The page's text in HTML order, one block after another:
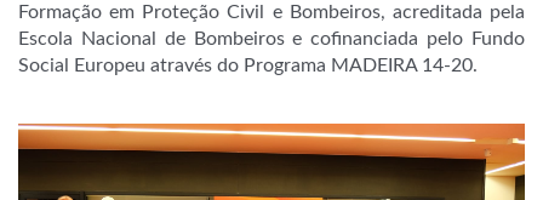
Formação em Proteção Civil e Bombeiros, acreditada pela
Escola Nacional de Bombeiros e cofinanciada pelo Fundo
Social Europeu através do Programa MADEIRA 14-20.